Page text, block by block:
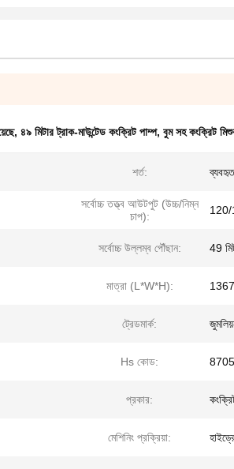
, ৪৯ মিটার ট্রাক-মাউন্টেড কংক্রিট পাম্প, বুম সহ কংক্রিট
শর্ত: ব্যবহৃত
সর্বোচ্চ তত্ত্ব আউটপুট (উচ্চ/নিম্ন
চাপ):
সর্বোচ্চ উল্লম্ব পৌঁছান: 49
মাত্রা (L*W*H):
ট্রেডমার্ক:
Hs কোড:
প্রকার:
মেশিনিং প্রক্রিয়া: